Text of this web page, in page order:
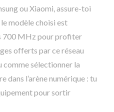
ou Xiaomi, assure-toi
modèle choisi est
700 MHz pour profiter
offerts par ce réseau
comme sélectionner la
l’arène numérique : tu
pour sortir